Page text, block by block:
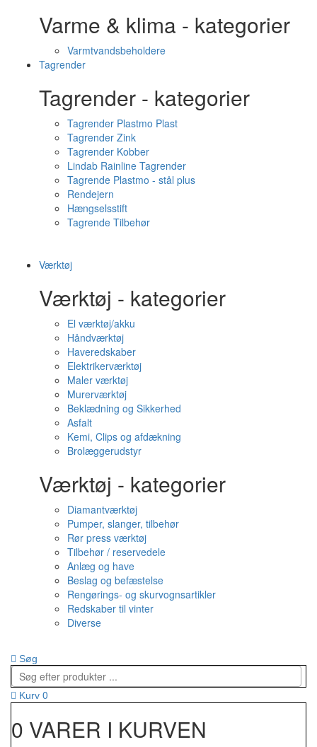
Varme & klima - kategorier
Varmtvandsbeholdere
Tagrender
Tagrender - kategorier
Tagrender Plastmo Plast
Tagrender Zink
Tagrender Kobber
Lindab Rainline Tagrender
Tagrende Plastmo - stål plus
Rendejern
Hængselsstift
Tagrende Tilbehør
Værktøj
Værktøj - kategorier
El værktøj/akku
Håndværktøj
Haveredskaber
Elektrikerværktøj
Maler værktøj
Murerværktøj
Beklædning og Sikkerhed
Asfalt
Kemi, Clips og afdækning
Brolæggerudstyr
Værktøj - kategorier
Diamantværktøj
Pumper, slanger, tilbehør
Rør press værktøj
Tilbehør / reservedele
Anlæg og have
Beslag og befæstelse
Rengørings- og skurvognsartikler
Redskaber til vinter
Diverse
Søg
Kurv 0
0 VARER I KURVEN